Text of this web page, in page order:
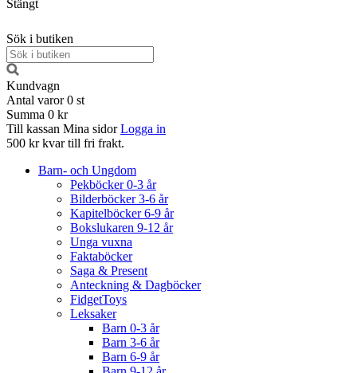
Stängt
Sök i butiken
Kundvagn
Antal varor 0 st
Summa 0 kr
Till kassan Mina sidor Logga in
500 kr kvar till fri frakt.
Barn- och Ungdom
Pekböcker 0-3 år
Bilderböcker 3-6 år
Kapitelböcker 6-9 år
Bokslukaren 9-12 år
Unga vuxna
Faktaböcker
Saga & Present
Anteckning & Dagböcker
FidgetToys
Leksaker
Barn 0-3 år
Barn 3-6 år
Barn 6-9 år